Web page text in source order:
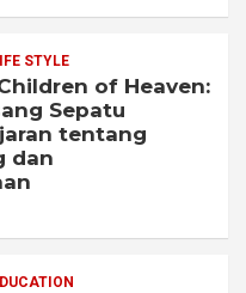
STYLE
of Heaven:
Sepatu
tentang
dan